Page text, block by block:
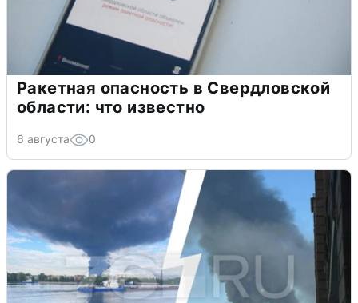
Ракетная опасность в Свердловской
области: что известно
6 августа 0